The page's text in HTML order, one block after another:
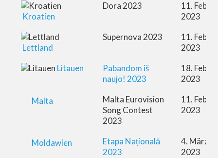
Kroatien
Dora 2023
11.
2023
Lettland
Supernova 2023
11.
2023
Litauen
Pabandom iš
naujo! 2023
18.
2023
Malta
Malta Eurovision
Song Contest
2023
11.
2023
Moldawien
Etapa Națională
2023
4. März
2023